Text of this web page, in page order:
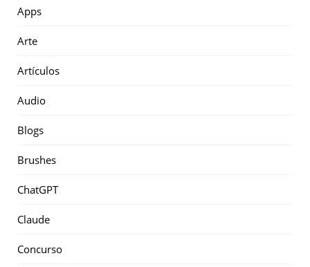
Apps
Arte
Artículos
Audio
Blogs
Brushes
ChatGPT
Claude
Concurso